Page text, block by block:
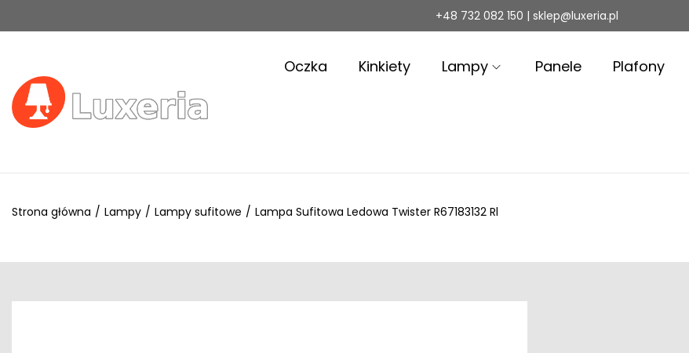
+48 732 082 150 | sklep@luxeria.pl
Oczka Kinkiety Lampy Panele Plafony
Strona główna / Lampy / Lampy sufitowe / Lampa Sufitowa Ledowa Twister R67183132 Rl